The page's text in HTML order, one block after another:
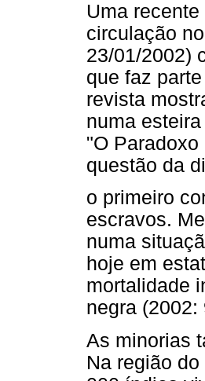
Uma
circulação
23/01/2002)
que faz
revista
numa
"O
questão da
o primeiro
escravos.
numa
hoje em
mortalidade
negra (2002:
As minorias
Na região